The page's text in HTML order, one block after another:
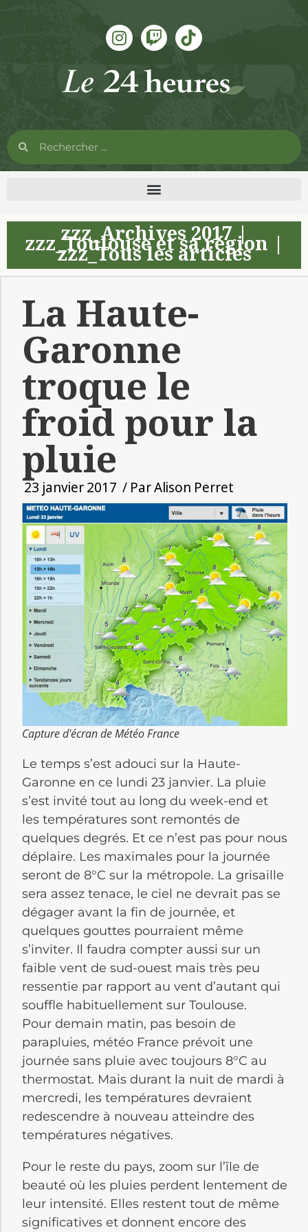
zzz_Archives 2017|
zzz_Toulouse et sa région
zzz_Tous les articles
La Haute-
Garonne
troque le
froid pour la
pluie
23 janvier 2017 / ParAlison Perret
Capture d'écran de Météo France
Le temps s’est adouci sur la Haute-
Garonne en ce lundi 23 janvier. La pluie
s’est invité tout au long du week-end et
les températures sont remontés de
quelques degrés. Et ce n’est pas pour nous
déplaire. Les maximales pour la journée
seront de 8°C sur la métropole. La grisaille
sera assez tenace, le ciel ne devrait pas se
dégager avant la fin de journée, et
quelques gouttes pourraient même
s’inviter. Il faudra compter aussi sur un
faible vent de sud-ouest mais très peu
ressentie par rapport au vent d’autant qui
souffle habituellement sur Toulouse.
Pour demain matin, pas besoin de
parapluies, météo France prévoit une
journée sans pluie avec toujours 8°C au
thermostat. Mais durant la nuit de mardi à
mercredi, les températures devraient
redescendre à nouveau atteindre des
températures négatives.
Pour le reste du pays, zoom sur l’île de
beauté où les pluies perdent lentement de
leur intensité. Elles restent tout de même
significatives et donnent encore des